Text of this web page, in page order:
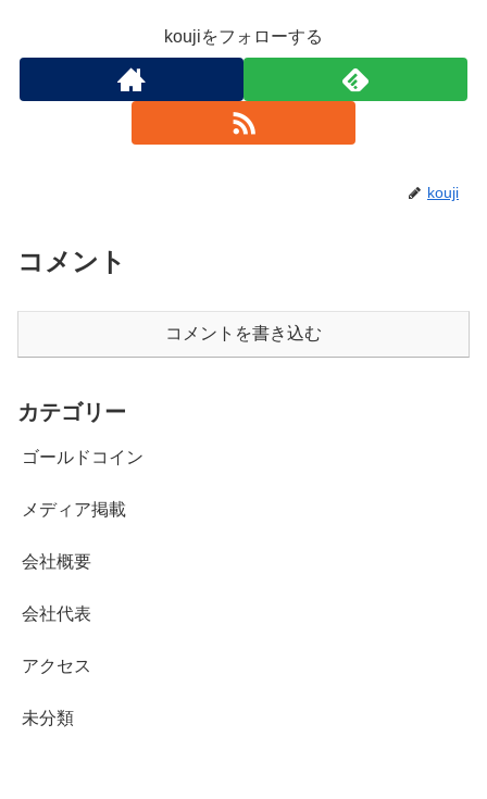
koujiをフォローする
kouji
コメント
コメントを書き込む
カテゴリー
ゴールドコイン
メディア掲載
会社概要
会社代表
アクセス
未分類